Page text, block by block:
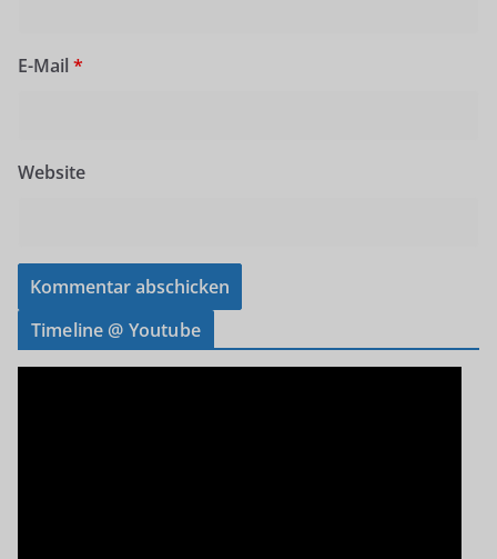
E-Mail *
Website
Timeline @ Youtube